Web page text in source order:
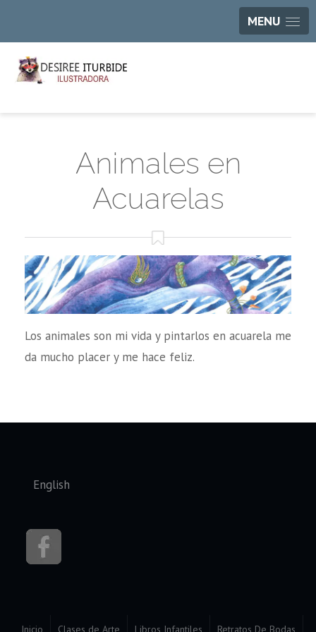
MENU
Animales en
Acuarelas
Los animales son mi vida y pintarlos en acuarela me
da mucho placer y me hace feliz.
Seleccione su idioma
English
Inicio Clases de Arte Libros Infantiles Retratos De Bodas